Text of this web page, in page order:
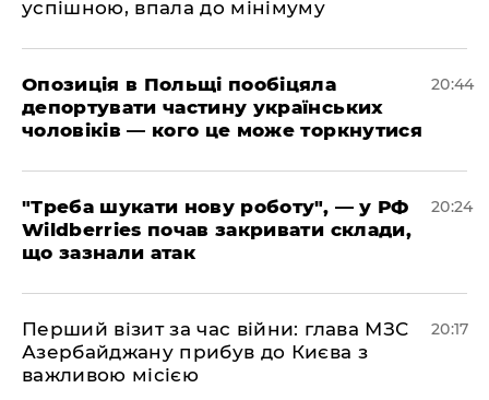
успішною, впала до мінімуму
​Опозиція в Польщі пообіцяла
депортувати частину українських
чоловіків — кого це може торкнутися
20:44
​"Треба шукати нову роботу", — у РФ
Wildberries почав закривати склади,
що зазнали атак
20:24
​Перший візит за час війни: глава МЗС
Азербайджану прибув до Києва з
важливою місією
20:17